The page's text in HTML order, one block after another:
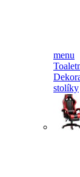
menu
stolíky